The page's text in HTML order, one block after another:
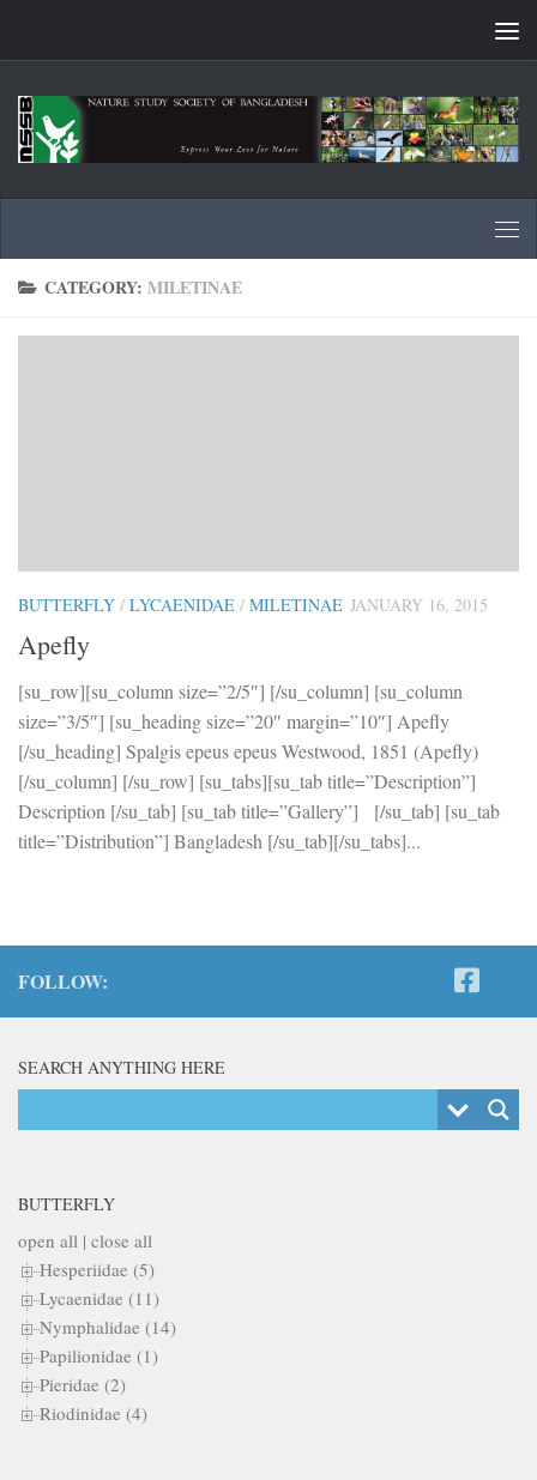
CATEGORY: MILETINAE
BUTTERFLY / LYCAENIDAE / MILETINAE JANUARY 16, 2015
Apefly
[su_row][su_column size=”2/5″] [/su_column] [su_column
size=”3/5″] [su_heading size=”20″ margin=”10″] Apefly
[/su_heading] Spalgis epeus epeus Westwood, 1851 (Apefly)
[/su_column] [/su_row] [su_tabs][su_tab title=”Description”]
Description [/su_tab] [su_tab title=”Gallery”] [/su_tab] [su_tab
title=”Distribution”] Bangladesh [/su_tab][/su_tabs]...
FOLLOW:
SEARCH ANYTHING HERE
BUTTERFLY
open all | close all
Hesperiidae (5)
Lycaenidae (11)
Nymphalidae (14)
Papilionidae (1)
Pieridae (2)
Riodinidae (4)